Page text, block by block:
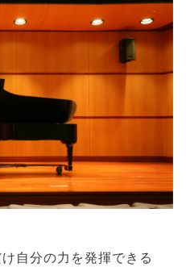
自分の力を発揮できる